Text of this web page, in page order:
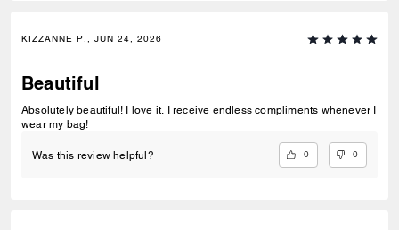
KIZZANNE P., JUN 24, 2026
Beautiful
Absolutely beautiful! I love it. I receive endless compliments whenever I
wear my bag!
Was this review helpful? 0 0